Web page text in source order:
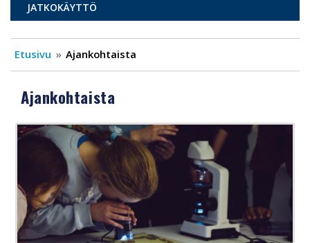
JATKOKÄYTTÖ
Etusivu Ajankohtaista
Ajankohtaista